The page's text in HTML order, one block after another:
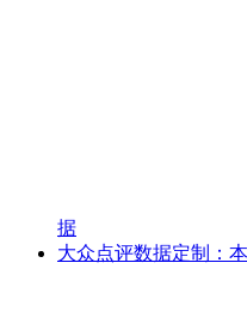
据
大众点评数据定制：